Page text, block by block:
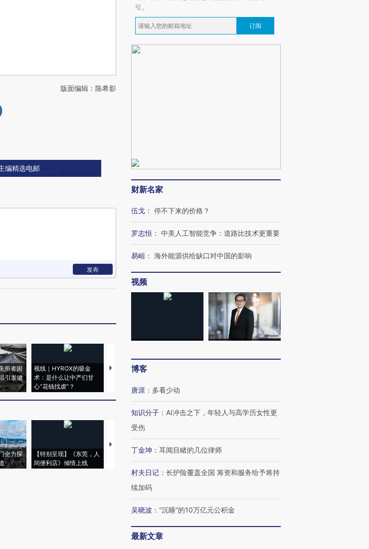
版面编辑：陈希影
编精选电邮
发布
所者困
引发健
视线｜HYROX的吸金
术：是什么让中产们甘
心“花钱找虐”？
马航飞行员跨国走私7万
全力探
【特别呈现】《东莞，人
间便利店》倾情上线
【推广】走进第四届链博
会，让数智科技“链”接产
【特别呈现】寻找100种
有意思的生活方式·第三对
住三大增长引擎是什么？
引。
订阅
财新名家
伍戈 ： 停不下来的价格？
罗志恒 ： 中美人工智能竞争：道路比技术更重要
易峘 ： 海外能源供给缺口对中国的影响
视频
博客
唐涯 ： 多看少动
知识分子 ： AI冲击之下，年轻人与高学历女性更
受伤
丁金坤 ： 耳闻目睹的几位律师
村夫日记 ： 长护险覆盖全国 筹资和服务给予将持
续加码
吴晓波 ： “沉睡”的10万亿元公积金
最新文章